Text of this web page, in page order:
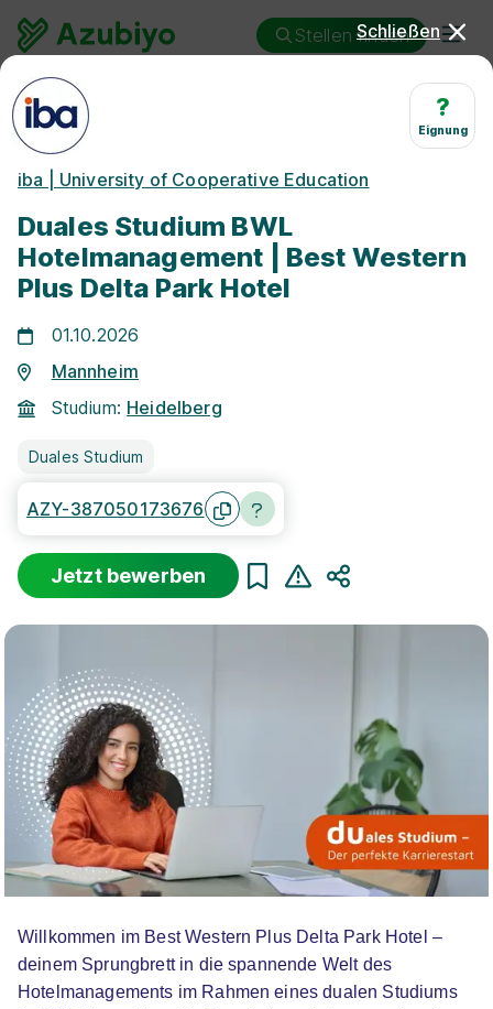
Stellen finden
Duales Studium
Duales Studium
Hotelmanagement Mannheim
Suche zurücksetzen
Infos zum Studiengang Hotelmanagement
9 Studienangebote
Hochschule für Management
01.10.2026
68159 Mannheim (u.a.)
Schließen
?
Eignung
iba | University of Cooperative Education
Duales Studium BWL
Hotelmanagement | Best Western
Plus Delta Park Hotel
01.10.2026
Mannheim
Studium: Heidelberg
Duales Studium
AZY-387050173676
Jetzt bewerben
Willkommen im Best Western Plus Delta Park Hotel –
deinem Sprungbrett in die spannende Welt des
Hotelmanagements im Rahmen eines dualen Studiums